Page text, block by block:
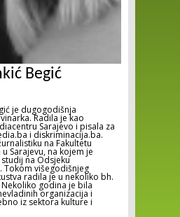
Begić
je dugogodišnja
Radila je kao
Sarajevo i pisala za
i diskriminacija.ba.
na Fakultetu
Sarajevu, na kojem je
na Odsjeku
Tokom višegodišnjeg
radila je u nekoliko bh.
godina je bila
organizacija i
iz sektora kulture i